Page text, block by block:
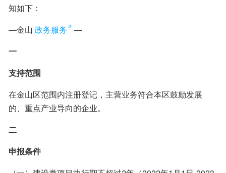
知如下：
—金山 政务服务
—
一
支持范围
在金山区范围内注册登记，主营业务符合本区鼓励发展
的、重点产业导向的企业。
二
申报条件